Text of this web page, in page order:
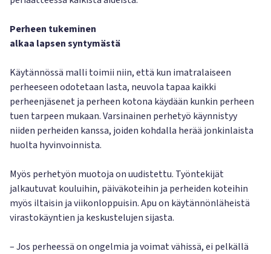
Perheen tukeminen
alkaa lapsen syntymästä
Käytännössä malli toimii niin, että kun imatralaiseen
perheeseen odotetaan lasta, neuvola tapaa kaikki
perheenjäsenet ja perheen kotona käydään kunkin perheen
tuen tarpeen mukaan. Varsinainen perhetyö käynnistyy
niiden perheiden kanssa, joiden kohdalla herää jonkinlaista
huolta hyvinvoinnista.
Myös perhetyön muotoja on uudistettu. Työntekijät
jalkautuvat kouluihin, päiväkoteihin ja perheiden koteihin
myös iltaisin ja viikonloppuisin. Apu on käytännönläheistä
virastokäyntien ja keskustelujen sijasta.
– Jos perheessä on ongelmia ja voimat vähissä, ei pelkällä